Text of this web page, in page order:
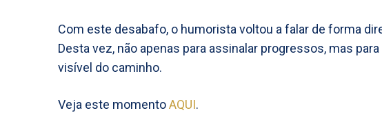
Com este desabafo, o humorista voltou a falar de forma
Desta vez, não apenas para assinalar progressos, mas
visível do caminho.
Veja este momentoAQUI.